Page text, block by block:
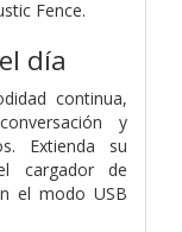
Fence.
día
continua,
y
Extienda su
cargador de
el modo USB